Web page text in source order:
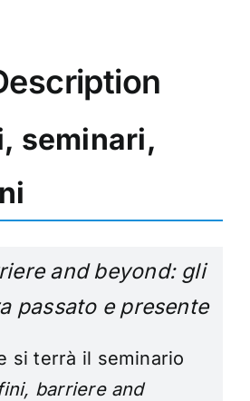
seminari,
and beyond: gli
passato e presente
si terrà il seminario
barriere and